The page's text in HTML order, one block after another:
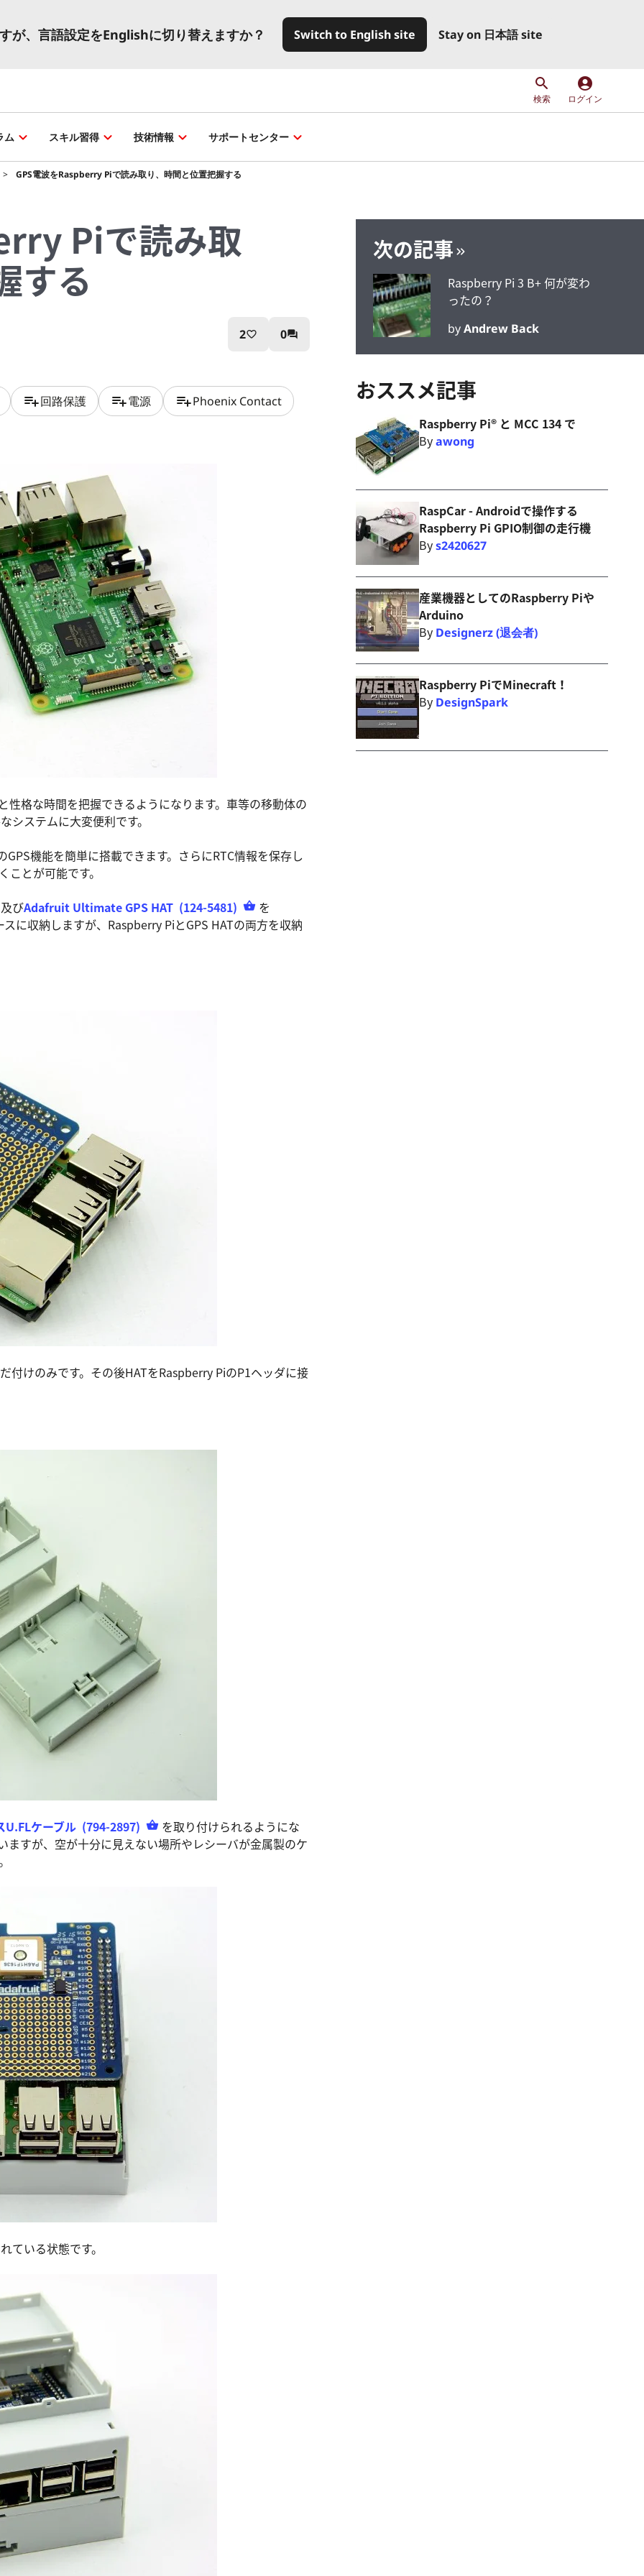
、言語設定をEnglishに切り替えますか？ Switch to English site Stay on 日本語 site
検索
account_circle
ログイン
ム スキル習得 技術情報 サポートセンター
GPS電波をRaspberry Piで読み取り、時間と位置把握する
Piで読み取
する
2favorite_border 0question_answer
playlist_add回路保護 playlist_add電源 playlist_addPhoenix Contact
格な時間を把握できるようになります。車等の移動体の
システムに大変便利です。
機能を簡単に搭載できます。さらにRTC情報を保存し
とが可能です。
びAdafruit Ultimate GPS HAT (124-5481)
を
に収納しますが、Raspberry PiとGPS HATの両方を収納
付けのみです。その後HATをRaspberry PiのP1ヘッダに接
U.FLケーブル (794-2897)
を取り付けられるようにな
ますが、空が十分に見えない場所やレシーバが金属製のケ
ている状態です。
次の記事
Raspberry Pi 3 B+ 何が変わ
ったの？
byAndrew Back
おススメ記事
Raspberry Pi® と MCC 134 で
Byawong
RaspCar - Androidで操作する
Raspberry Pi GPIO制御の走行機
Bys2420627
産業機器としてのRaspberry Piや
Arduino
By Designerz (退会者)
Raspberry PiでMinecraft！
By DesignSpark